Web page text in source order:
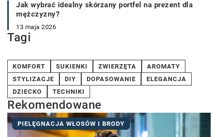
Jak wybrać idealny skórzany portfel na prezent dla
mężczyzny?
13 maja 2026
Tagi
KOMFORT SUKIENKI ZWIERZĘTA
AROMATY
STYLIZACJE
DIY DOPASOWANIE
ELEGANCJA
DZIECKO
TECHNIKI
Rekomendowane
PIELĘGNACJA WŁOSÓW I BRODY